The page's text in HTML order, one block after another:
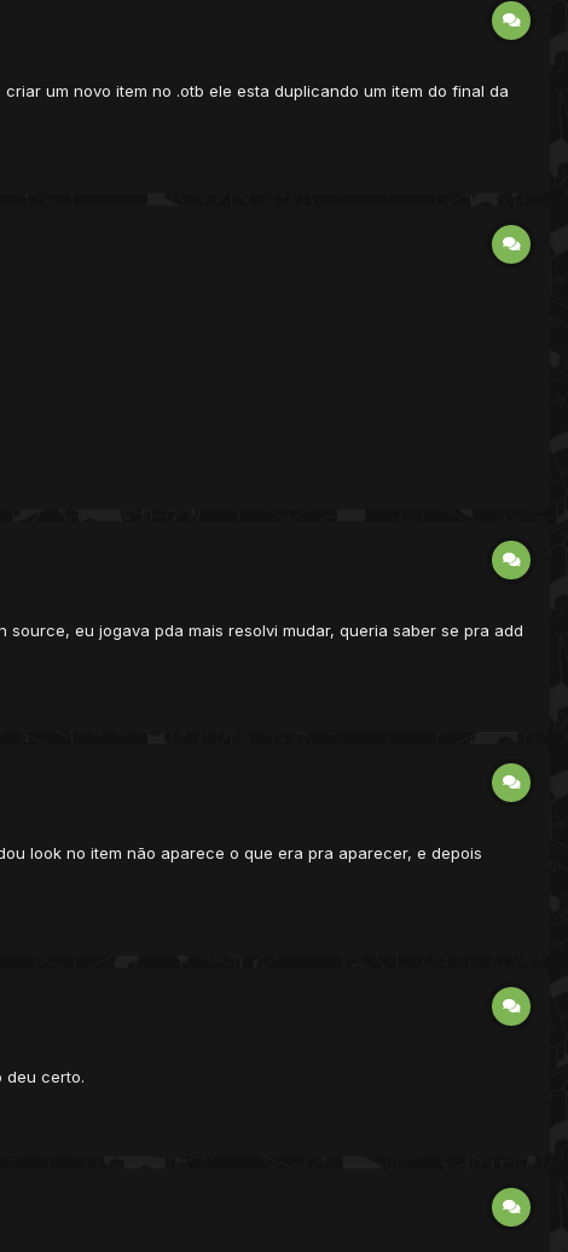
um novo item no .otb ele esta duplicando um item do final da
eu jogava pda mais resolvi mudar, queria saber se pra add
look no item não aparece o que era pra aparecer, e depois
deu certo.